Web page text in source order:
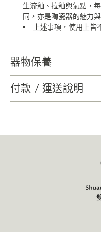
生流釉、拉釉與氣點，
同，亦是陶瓷器的魅力與
上述事項，使用上皆
器物保養
陶瓷器清潔：請以海
砂功能之餐具中性洗劑
木質及金屬材質如需
使用後會隨著時
付款 / 運送說明